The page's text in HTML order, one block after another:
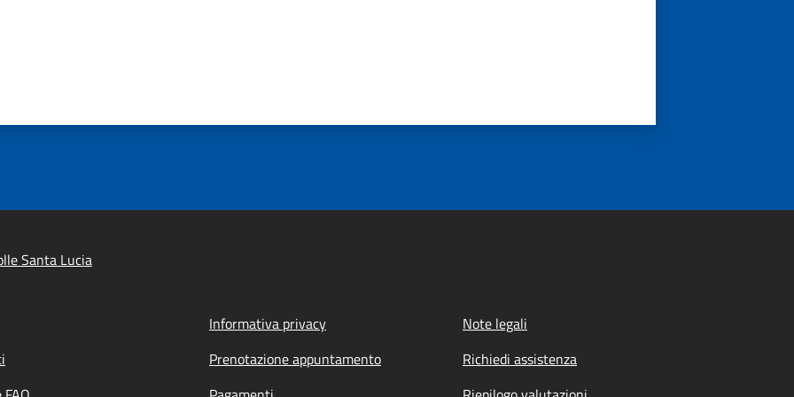
Santa Lucia
Informativa privacy
Note legali
Prenotazione appuntamento
Richiedi assistenza